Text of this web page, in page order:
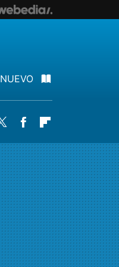
NUEVO
Twitter Facebook